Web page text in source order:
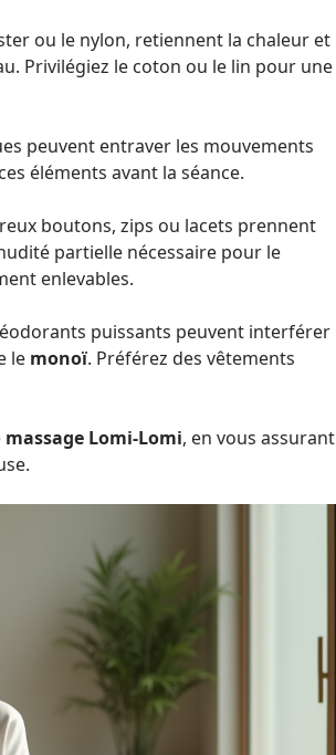
ou le nylon, retiennent la chaleur et
Privilégiez le coton ou le lin pour une
peuvent entraver les mouvements
éléments avant la séance.
boutons, zips ou lacets prennent
partielle nécessaire pour le
enlevables.
puissants peuvent interférer
le monoï. Préférez des vêtements
massage Lomi-Lomi, en vous assurant